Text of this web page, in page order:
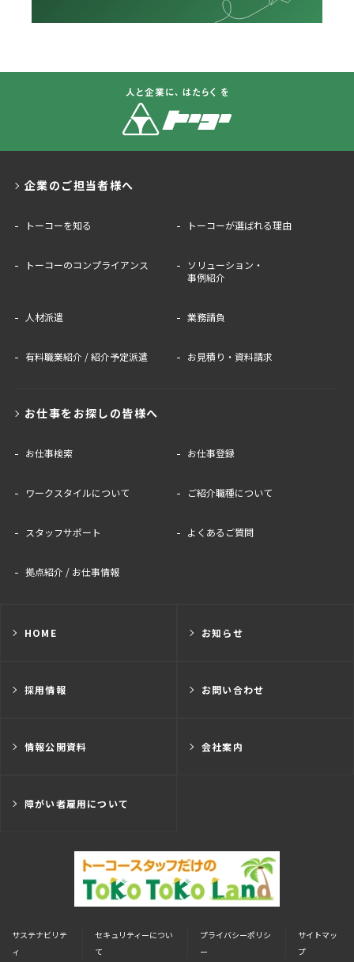
企業のご担当者様へ
トーコーを知る トーコーが選ばれる理由
トーコーのコンプライアンス
ソリューション・
事例紹介
人材派遣 業務請負
有料職業紹介 / 紹介予定派遣 お見積り・資料請求
お仕事をお探しの皆様へ
お仕事検索 お仕事登録
ワークスタイルについて ご紹介職種について
スタッフサポート よくあるご質問
拠点紹介 / お仕事情報
HOME お知らせ
採用情報 お問い合わせ
情報公開資料 会社案内
障がい者雇用について
サステナビリテ
ィ
セキュリティーについ
て
プライバシーポリシ
ー
サイトマッ
プ